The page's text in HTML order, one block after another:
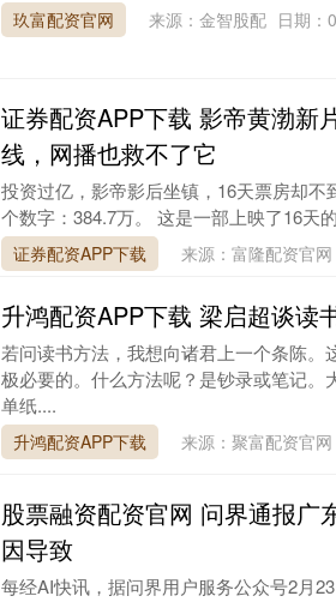
玖富配资官网 来源：金智股配 日期：
证券配资APP下载 影帝黄渤新
线，网播也救不了它
投资过亿，影帝影后坐镇，16天票房却
个数字：384.7万。 这是一部上映了16天
证券配资APP下载 来源：富隆配资官网
升鸿配资APP下载 梁启超谈读
若问读书方法，我想向诸君上一个条陈
极必要的。什么方法呢？是钞录或笔记
单纸....
升鸿配资APP下载 来源：聚富配资官网
股票融资配资官网 问界通报广
因导致
每经AI快讯，据问界用户服务公众号2月
14311.01 200.89 1.42%